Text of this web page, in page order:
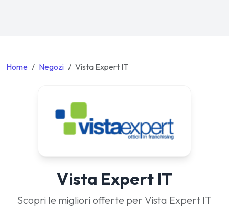
Home Negozi Vista Expert IT
Vista Expert IT
Scopri le migliori offerte per Vista Expert IT